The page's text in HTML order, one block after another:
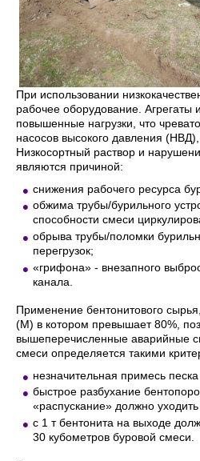
При использовании
рабочее оборудование. Агрегаты
повышенные нагрузки, что
насосов высокого давления (НВД),
Низкосортный раствор и
являются причиной:
снижения рабочего ресурса
обжима трубы/бурильного
способности смеси
обрыва трубы/поломки
перегрузок;
«грифона» - внезапного
канала.
Применение бентонитового
(М) в котором превышает 80%,
вышеперечисленные аварийные
смеси определяется такими
незначительная примесь
быстрое разбухание
«распускание» должно
с 1 т бентонита на выходе
30 кубометров буровой смеси.